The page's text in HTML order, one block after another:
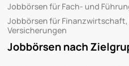
Jobbörsen für Fach- und
Jobbörsen für Finanzwirtschaft,
Versicherungen
Jobbörsen nach